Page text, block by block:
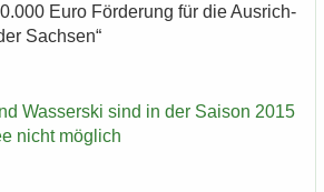
Euro För­de­rung für die Aus­rich­
Sach­sen“
Was­ser­ski sind in der Sai­son 2015
nicht mög­lich